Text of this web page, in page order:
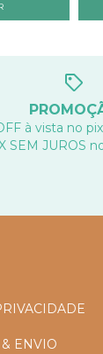
à vista no
SEM JUROS
ENVIO